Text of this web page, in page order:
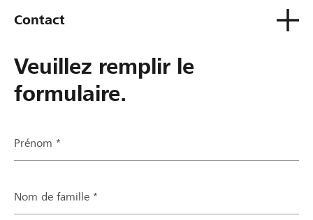
Contact
Veuillez remplir le
formulaire.
Prénom *
Nom de famille *